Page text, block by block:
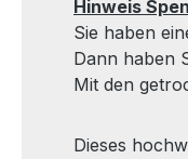
Hinweis
Sie haben
Dann haben
Mit den
Dieses